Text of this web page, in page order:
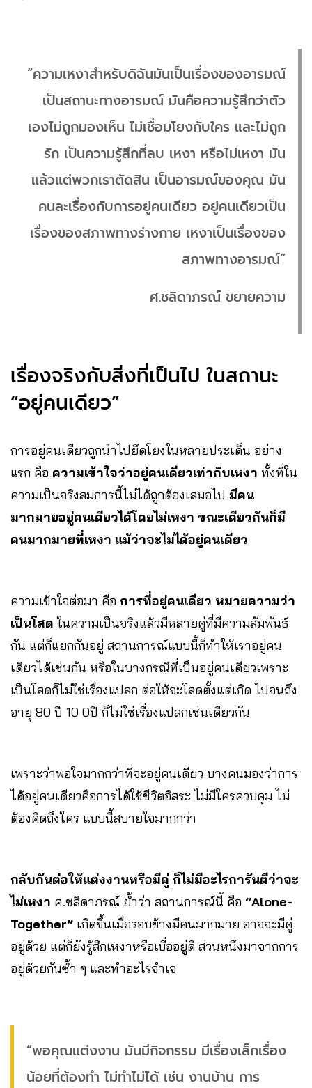
“ความเหงาสำหรับดิฉันมันเป็นเรื่องของอารมณ์
เป็นสถานะทางอารมณ์ มันคือความรู้สึกว่าตัว
เองไม่ถูกมองเห็น ไม่เชื่อมโยงกับใคร และไม่ถูก
รัก เป็นความรู้สึกที่ลบ เหงา หรือไม่เหงา มัน
แล้วแต่พวกเราตัดสิน เป็นอารมณ์ของคุณ มัน
คนละเรื่องกับการอยู่คนเดียว อยู่คนเดียวเป็น
เรื่องของสภาพทางร่างกาย เหงาเป็นเรื่องของ
สภาพทางอารมณ์”
ศ.ชลิดาภรณ์ ขยายความ
เรื่องจริงกับสิ่งที่เป็นไป ในสถานะ
“อยู่คนเดียว”
การอยู่คนเดียวถูกนำไปยึดโยงในหลายประเด็น อย่าง
แรก คือ ความเข้าใจว่าอยู่คนเดียวเท่ากับเหงา ทั้งที่ใน
ความเป็นจริงสมการนี้ไม่ได้ถูกต้องเสมอไป มีคน
มากมายอยู่คนเดียวได้โดยไม่เหงา ขณะเดียวกันก็มี
คนมากมายที่เหงา แม้ว่าจะไม่ได้อยู่คนเดียว
ความเข้าใจต่อมา คือ การที่อยู่คนเดียว หมายความว่า
เป็นโสด ในความเป็นจริงแล้วมีหลายคู่ที่มีความสัมพันธ์
กัน แต่ก็แยกกันอยู่ สถานการณ์แบบนี้ก็ทำให้เราอยู่คน
เดียวได้เช่นกัน หรือในบางกรณีที่เป็นอยู่คนเดียวเพราะ
เป็นโสดก็ไม่ใช่เรื่องแปลก ต่อให้จะโสดตั้งแต่เกิด ไปจนถึง
อายุ 80 ปี 10 0ปี ก็ไม่ใช่เรื่องแปลกเช่นเดียวกัน
เพราะว่าพอใจมากกว่าที่จะอยู่คนเดียว บางคนมองว่าการ
ได้อยู่คนเดียวคือการได้ใช้ชีวิตอิสระ ไม่มีใครควบคุม ไม่
ต้องคิดถึงใคร แบบนี้สบายใจมากกว่า
กลับกันต่อให้แต่งงานหรือมีคู่ ก็ไม่มีอะไรการันตีว่าจะ
ไม่เหงา ศ.ชลิดาภรณ์ ย้ำว่า สถานการณ์นี้ คือ “Alone-
Together” เกิดขึ้นเมื่อรอบข้างมีคนมากมาย อาจจะมีคู่
อยู่ด้วย แต่ก็ยังรู้สึกเหงาหรือเบื่ออยู่ดี ส่วนหนึ่งมาจากการ
อยู่ด้วยกันซ้ำ ๆ และทำอะไรจำเจ
“พอคุณแต่งงาน มันมีกิจกรรม มีเรื่องเล็กเรื่อง
น้อยที่ต้องทำ ไม่ทำไม่ได้ เช่น งานบ้าน การ